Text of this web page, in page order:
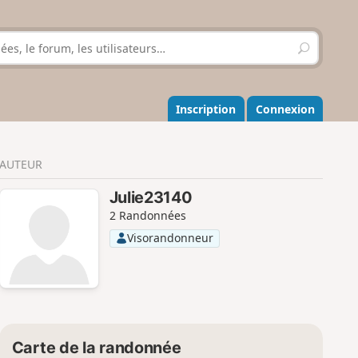
R
e
h
e
r
r
Inscription Connexion
AUTEUR
Julie23140
2 Randonnées
Visorandonneur
Carte de la randonnée